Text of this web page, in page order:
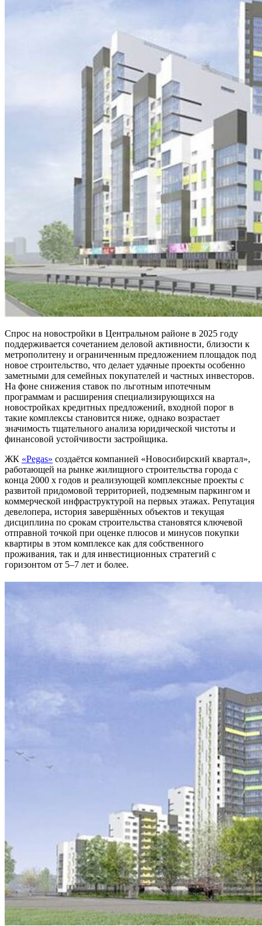
Спрос на новостройки в Центральном районе в 2025 году
поддерживается сочетанием деловой активности, близости к
метрополитену и ограниченным предложением площадок под
новое строительство, что делает удачные проекты особенно
заметными для семейных покупателей и частных инвесторов.
На фоне снижения ставок по льготным ипотечным
программам и расширения специализирующихся на
новостройках кредитных предложений, входной порог в
такие комплексы становится ниже, однако возрастает
значимость тщательного анализа юридической чистоты и
финансовой устойчивости застройщика.
ЖК «Pegas» создаётся компанией «Новосибирский квартал»,
работающей на рынке жилищного строительства города с
конца 2000 х годов и реализующей комплексные проекты с
развитой придомовой территорией, подземным паркингом и
коммерческой инфраструктурой на первых этажах. Репутация
девелопера, история завершённых объектов и текущая
дисциплина по срокам строительства становятся ключевой
отправной точкой при оценке плюсов и минусов покупки
квартиры в этом комплексе как для собственного
проживания, так и для инвестиционных стратегий с
горизонтом от 5–7 лет и более.